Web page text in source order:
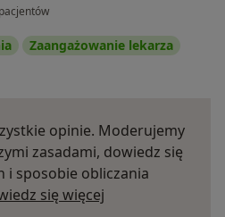
Zaangażowanie lekarza
opinie. Moderujemy
zasadami, dowiedz się
i sposobie obliczania
się więcej